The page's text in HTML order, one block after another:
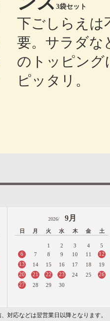
3袋セット
下ごしらえは
要。サラダな
のトッピング
ピッタリ。
2026/ 9月
日 月 火 水 木 金 土
1 2 3 4
5
6
7 8 9 10 11
12
13
14 15 16 17 18
19
20
21 22 23 24 25
26
27
28 29 30
対応などは翌営業日以降となります。